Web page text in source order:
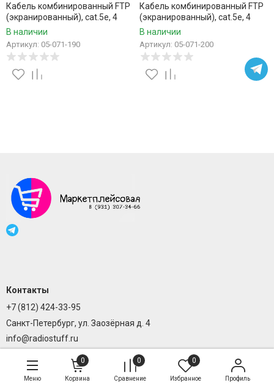
Кабель комбинированный FTP
(экранированный), cat.5e, 4
пары, CCA проводник +
метров
В наличии
Артикул: 05-071-190
Кабель комбинированный FTP
(экранированный), cat.5e, 4
пары, CCA проводник +
метров
В наличии
Артикул: 05-071-200
Контакты
+7 (812) 424-33-95
Санкт-Петербург, ул. Заозёрная д. 4
info@radiostuff.ru
Меню
0
Корзина
0
Сравнение
0
Избранное Профиль